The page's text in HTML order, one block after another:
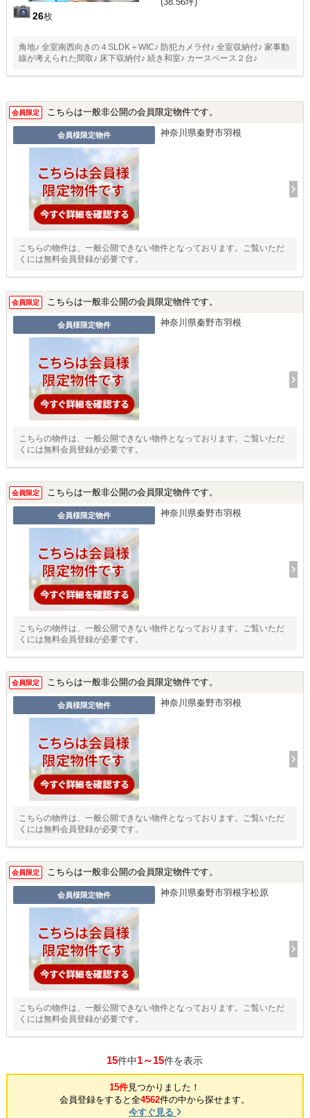
26枚
角地♪ 全室南西向きの４SLDK＋WIC♪ 防犯カメラ付♪ 全室収納付♪ 家事動
線が考えられた間取♪ 床下収納付♪ 続き和室♪ カースペース２台♪
会員限定 こちらは一般非公開の会員限定物件です。
会員様限定物件 神奈川県秦野市羽根
こちらの物件は、一般公開できない物件となっております。ご覧いただ
くには無料会員登録が必要です。
会員限定 こちらは一般非公開の会員限定物件です。
会員様限定物件 神奈川県秦野市羽根
こちらの物件は、一般公開できない物件となっております。ご覧いただ
くには無料会員登録が必要です。
会員限定 こちらは一般非公開の会員限定物件です。
会員様限定物件 神奈川県秦野市羽根
こちらの物件は、一般公開できない物件となっております。ご覧いただ
くには無料会員登録が必要です。
会員限定 こちらは一般非公開の会員限定物件です。
会員様限定物件 神奈川県秦野市羽根
こちらの物件は、一般公開できない物件となっております。ご覧いただ
くには無料会員登録が必要です。
会員限定 こちらは一般非公開の会員限定物件です。
会員様限定物件 神奈川県秦野市羽根字松原
こちらの物件は、一般公開できない物件となっております。ご覧いただ
くには無料会員登録が必要です。
15件中1～15件を表示
15件見つかりました！
会員登録をすると全4562件の中から探せます。
今すぐ見る